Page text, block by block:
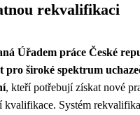
rekvalifikaci
Úřadem práce České
pro široké spektrum
, kteří potřebují získat nové
kvalifikace. Systém